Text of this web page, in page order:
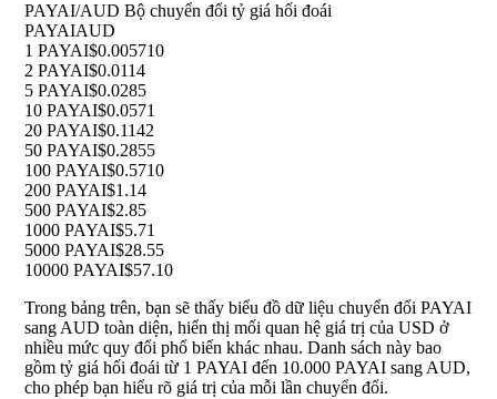
PAYAI/AUD Bộ chuyển đổi tỷ giá hối đoái
PAYAIAUD
1 PAYAI$0.005710
2 PAYAI$0.0114
5 PAYAI$0.0285
10 PAYAI$0.0571
20 PAYAI$0.1142
50 PAYAI$0.2855
100 PAYAI$0.5710
200 PAYAI$1.14
500 PAYAI$2.85
1000 PAYAI$5.71
5000 PAYAI$28.55
10000 PAYAI$57.10
Trong bảng trên, bạn sẽ thấy biểu đồ dữ liệu chuyển đổi PAYAI
sang AUD toàn diện, hiển thị mối quan hệ giá trị của USD ở
nhiều mức quy đổi phổ biến khác nhau. Danh sách này bao
gồm tỷ giá hối đoái từ 1 PAYAI đến 10.000 PAYAI sang AUD,
cho phép bạn hiểu rõ giá trị của mỗi lần chuyển đổi.